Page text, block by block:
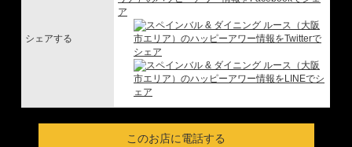
シェアする
このお店に電話する